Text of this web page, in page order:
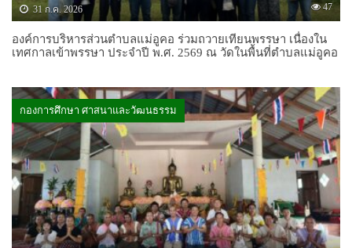
31 ก.ค. 2026 47
องค์การบริหารส่วนตำบลแม่อูคอ ร่วมถวายเทียนพรรษา เนื่องใน
เทศกาลเข้าพรรษา ประจำปี พ.ศ. 2569 ณ วัดในพื้นที่ตำบลแม่อูคอ
กองการศึกษา ศาสนาและวัฒนธรรม